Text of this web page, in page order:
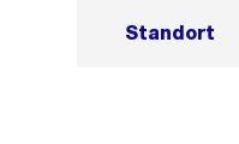
Standort